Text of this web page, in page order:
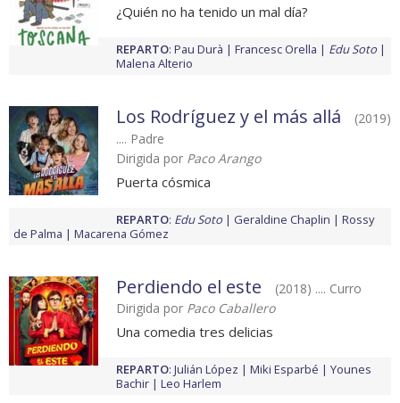
¿Quién no ha tenido un mal día?
REPARTO: Pau Durà Francesc Orella
Edu Soto
Malena Alterio
Los Rodríguez y el más allá
(2019)
.... Padre
Dirigida por Paco Arango
Puerta cósmica
REPARTO: Edu Soto Geraldine Chaplin
Rossy
de Palma
Macarena Gómez
Perdiendo el este
(2018) .... Curro
Dirigida por Paco Caballero
Una comedia tres delicias
REPARTO: Julián López Miki Esparbé
Younes
Bachir
Leo Harlem